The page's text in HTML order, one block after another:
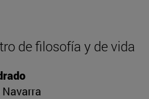
de filosofía y de vida